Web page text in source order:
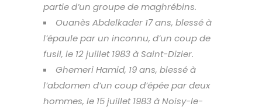
partie d’un groupe de maghrébins.
Ouanès Abdelkader 17 ans, blessé à
l’épaule par un inconnu, d’un coup de
fusil, le 12 juillet 1983 à Saint-Dizier.
Ghemeri Hamid, 19 ans, blessé à
l’abdomen d’un coup d’épée par deux
hommes, le 15 juillet 1983 à Noisy-le-